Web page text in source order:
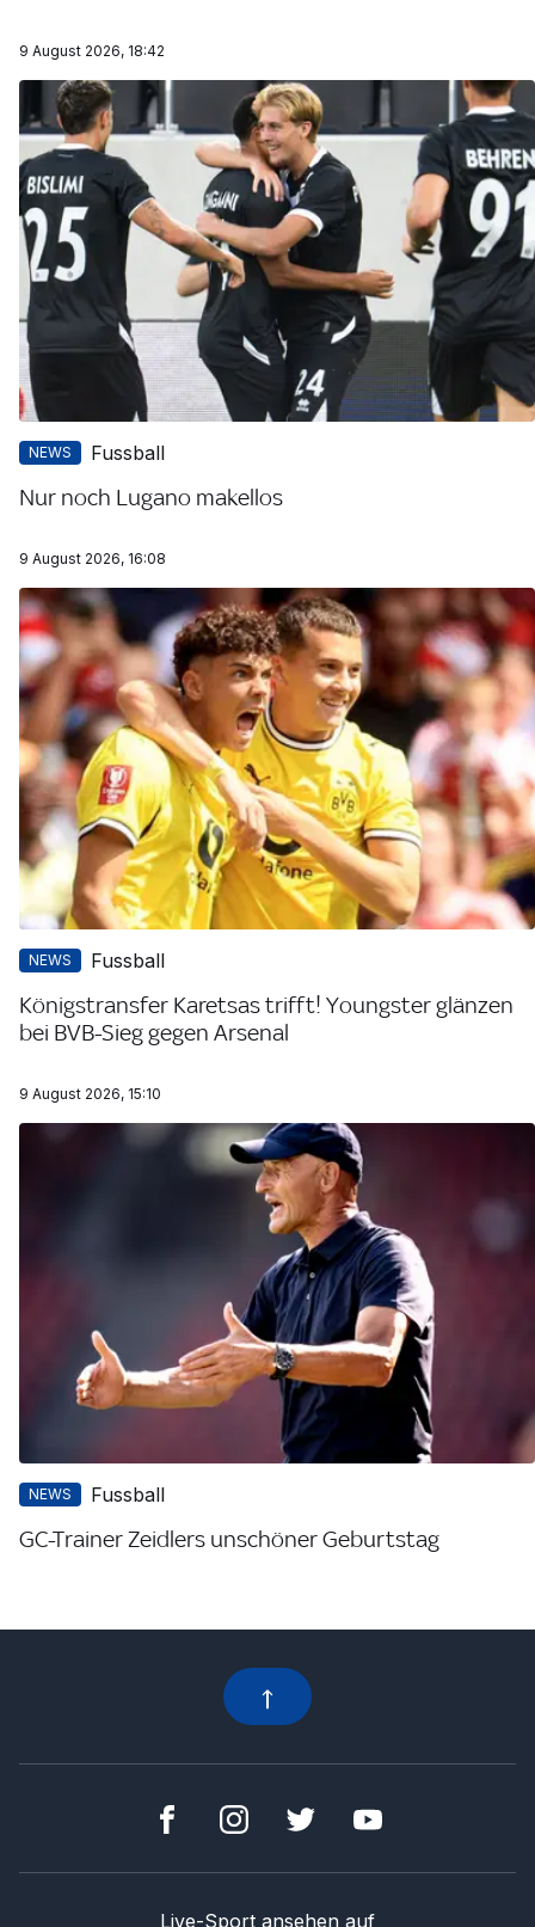
9 August 2026, 18:42
NEWS Fussball
Nur noch Lugano makellos
9 August 2026, 16:08
NEWS Fussball
Königstransfer Karetsas trifft! Youngster glänzen
bei BVB-Sieg gegen Arsenal
9 August 2026, 15:10
NEWS Fussball
GC-Trainer Zeidlers unschöner Geburtstag
Live-Sport ansehen auf